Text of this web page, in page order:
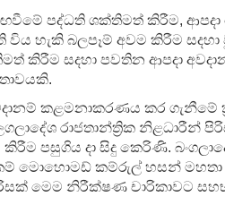
පද්ධති ශක්තිමත් කිරීම, ආපදා
හැකි බලපෑම් අවම කිරීම
කිරීම සදහා පවතින ආපදා
කළමනාකරණය කර ගැනීමේ
රාජතාන්ත්‍රික නිළධාරීන්
පසුගිය දා සිදු කෙරිණි.
මොහොමඩ් කම්රුල් හසන් මහතා
මෙම නිරීක්ෂණ චාරිකාවට